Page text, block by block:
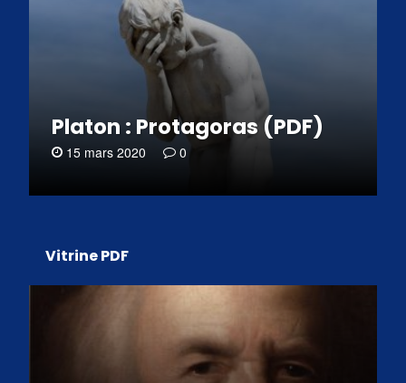
Platon : Protagoras (PDF)
15 mars 2020 0
Vitrine PDF